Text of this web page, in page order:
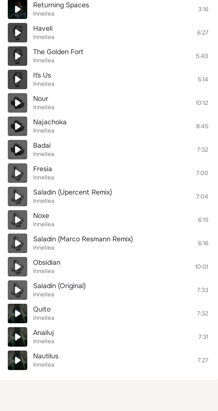
Returning Spaces
Innellea
3:16
Haveli
Innellea
6:27
The Golden Fort
Innellea
5:40
It´s Us
Innellea
5:14
Nour
Innellea
10:12
Najachoka
Innellea
8:45
Badai
Innellea
7:32
Fresia
Innellea
7:00
Saladin (Upercent Remix)
Innellea
7:04
Noxe
Innellea
6:15
Saladin (Marco Resmann Remix)
Innellea
6:16
Obsidian
Innellea
10:01
Saladin (Original)
Innellea
7:33
Quito
Innellea
7:32
Anailuj
Innellea
7:31
Nautilus
Innellea
7:27